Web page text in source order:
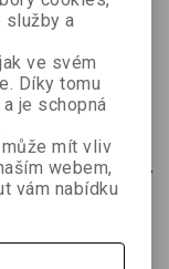
proces
profesionála,
pro řešení
jak se zbavit
ukáže,
a mnoho
Ing.
společnosti
služby a
ve svém
Díky tomu
je schopná
mít vliv
webem,
vám nabídku